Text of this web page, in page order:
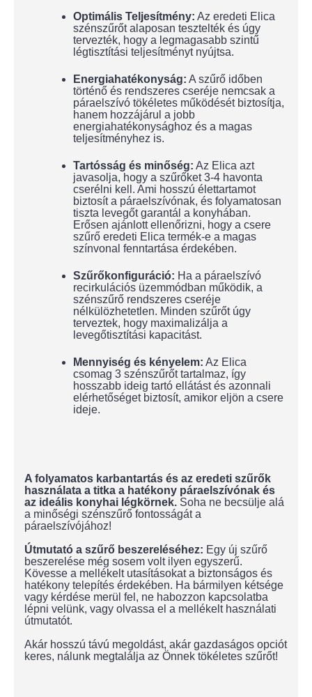
Optimális Teljesítmény: Az eredeti Elica
szénszűrőt alaposan tesztelték és úgy
tervezték, hogy a legmagasabb szintű
légtisztítási teljesítményt nyújtsa.
Energiahatékonyság: A szűrő időben
történő és rendszeres cseréje nemcsak a
páraelszívó tökéletes működését biztosítja,
hanem hozzájárul a jobb
energiahatékonysághoz és a magas
teljesítményhez is.
Tartósság és minőség: Az Elica azt
javasolja, hogy a szűrőket 3-4 havonta
cserélni kell. Ami hosszú élettartamot
biztosít a páraelszívónak, és folyamatosan
tiszta levegőt garantál a konyhában.
Erősen ajánlott ellenőrizni, hogy a csere
szűrő eredeti Elica termék-e a magas
színvonal fenntartása érdekében.
Szűrőkonfiguráció: Ha a páraelszívó
recirkulációs üzemmódban működik, a
szénszűrő rendszeres cseréje
nélkülözhetetlen. Minden szűrőt úgy
terveztek, hogy maximalizálja a
levegőtisztítási kapacitást.
Mennyiség és kényelem: Az Elica
csomag 3 szénszűrőt tartalmaz, így
hosszabb ideig tartó ellátást és azonnali
elérhetőséget biztosít, amikor eljön a csere
ideje.
A folyamatos karbantartás és az eredeti szűrők
használata a titka a hatékony páraelszívónak és
az ideális konyhai légkörnek. Soha ne becsülje alá
a minőségi szénszűrő fontosságát a
páraelszívójához!
Útmutató a szűrő beszereléséhez: Egy új szűrő
beszerelése még sosem volt ilyen egyszerű.
Kövesse a mellékelt utasításokat a biztonságos és
hatékony telepítés érdekében. Ha bármilyen kétsége
vagy kérdése merül fel, ne habozzon kapcsolatba
lépni velünk, vagy olvassa el a mellékelt használati
útmutatót.
Akár hosszú távú megoldást, akár gazdaságos opciót
keres, nálunk megtalálja az Önnek tökéletes szűrőt!